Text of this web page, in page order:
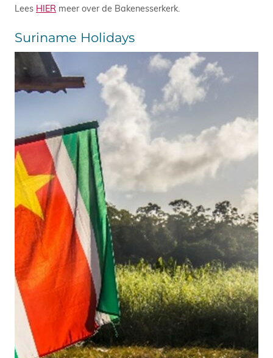
Lees HIER meer over de Bakenesserkerk.
Suriname Holidays